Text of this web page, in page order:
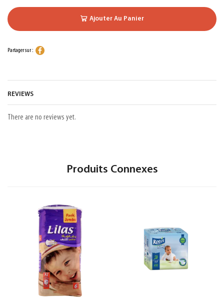
Ajouter Au Panier
Partager sur :
REVIEWS
There are no reviews yet.
Produits Connexes